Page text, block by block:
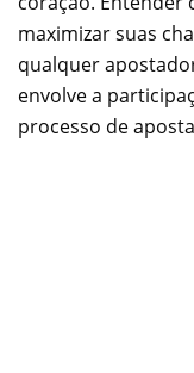
maximizar suas
qualquer
envolve a
processo de